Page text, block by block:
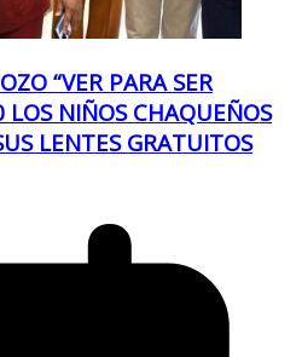
“VER PARA SER
LOS NIÑOS CHAQUEÑOS
LENTES GRATUITOS